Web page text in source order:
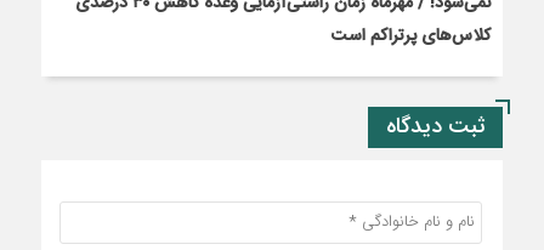
کلاس‌های پرتراکم است
ثبت دیدگاه